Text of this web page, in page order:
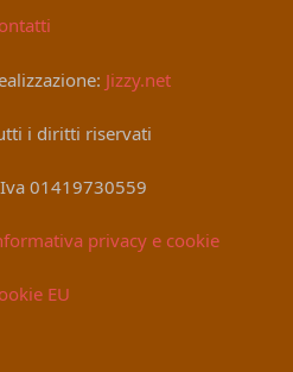
Jizzy.net
i diritti riservati
01419730559
privacy e cookie
EU